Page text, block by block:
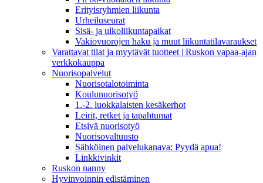
Erityisryhmien liikunta
Urheiluseurat
Sisä- ja ulkoliikuntapaikat
Vakiovuorojen haku ja muut liikuntatilavaraukset
Varattavat tilat ja myytävät tuotteet | Ruskon vapaa-ajan
verkkokauppa
Nuorisopalvelut
Nuorisotalotoiminta
Koulunuorisotyö
1.-2. luokkalaisten kesäkerhot
Leirit, retket ja tapahtumat
Etsivä nuorisotyö
Nuorisovaltuusto
Sähköinen palvelukanava: Pyydä apua!
Linkkivinkit
Ruskon nanny
Hyvinvoinnin edistäminen